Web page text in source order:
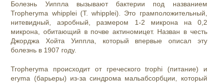
Болезнь Уиппла вызывают бактерии под названием
Tropheryma whipplei (T. whipplei). Это грамположительный,
нитевидный, аэробный, размером 1-2 микрона на 0,2
микрона, обитающий в почве актиномицет. Назван в честь
Джорджа Хойта Уиппла, который впервые описал эту
болезнь в 1907 году.
Tropheryma происходит от греческого trophi (питание) и
eryma (барьеры) из-за синдрома мальабсорбции, который